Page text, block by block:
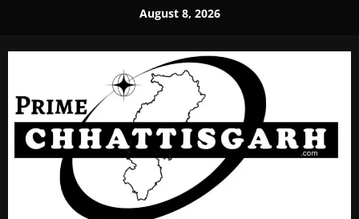
content
August 8, 2026